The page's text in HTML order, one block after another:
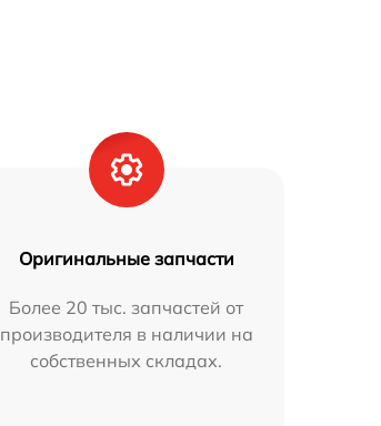
Оригинальные запчасти
Более 20 тыс. запчастей от
производителя в наличии на
собственных складах.